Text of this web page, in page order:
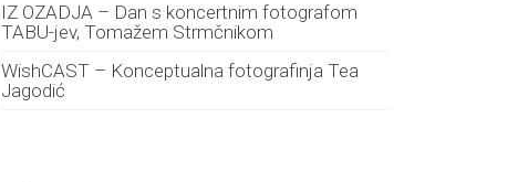
IZ OZADJA – Dan s koncertnim fotografom
TABU-jev, Tomažem Strmčnikom
WishCAST – Konceptualna fotografinja Tea
Jagodić